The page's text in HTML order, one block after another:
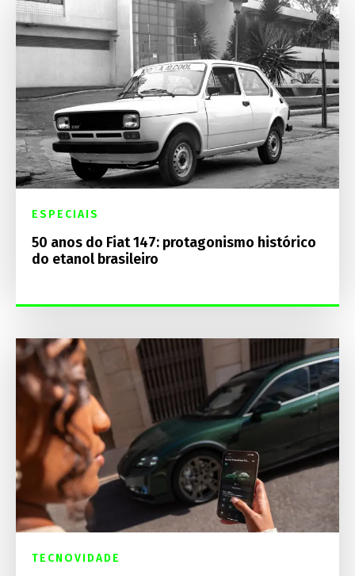
ESPECIAIS
50 anos do Fiat 147: protagonismo histórico
do etanol brasileiro
TECNOVIDADE